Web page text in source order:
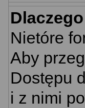
Nietóre
Aby
Dostępu
i z nimi